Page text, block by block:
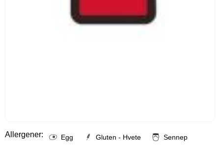
Allergener: Egg Gluten - Hvete
Sennep